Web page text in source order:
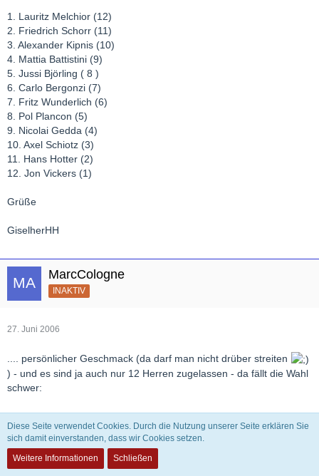
1. Lauritz Melchior (12)
2. Friedrich Schorr (11)
3. Alexander Kipnis (10)
4. Mattia Battistini (9)
5. Jussi Björling ( 8 )
6. Carlo Bergonzi (7)
7. Fritz Wunderlich (6)
8. Pol Plancon (5)
9. Nicolai Gedda (4)
10. Axel Schiotz (3)
11. Hans Hotter (2)
12. Jon Vickers (1)
Grüße
GiselherHH
MarcCologne
INAKTIV
27. Juni 2006
.... persönlicher Geschmack (da darf man nicht drüber streiten
) - und es sind ja auch nur 12 Herren zugelassen - da fällt die Wahl
schwer:
1. Fritz Wunderlich (12 Pkt)
2. Placido Domingo (11 Pkt)
3. Carlo Bergonzi (10 Pkt)
4. Dietrich Fischer-Dieskau (9 Pkt)
Diese Seite verwendet Cookies. Durch die Nutzung unserer Seite erklären Sie
sich damit einverstanden, dass wir Cookies setzen.
Weitere Informationen
Schließen